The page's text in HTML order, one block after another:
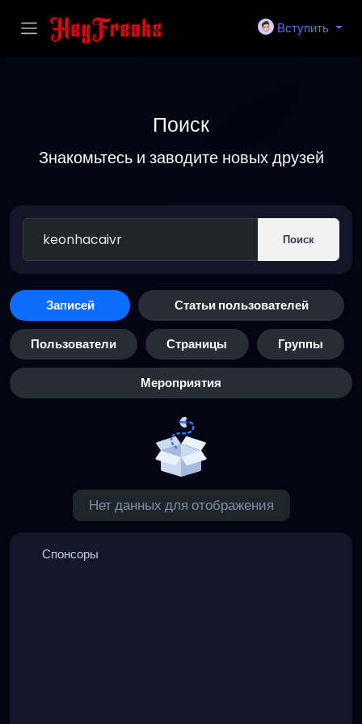
Вступить
Поиск
Знакомьтесь и заводите новых друзей
Поиск
Записей Статьи пользователей
Пользователи Страницы Группы
Мероприятия
Нет данных для отображения
Спонсоры